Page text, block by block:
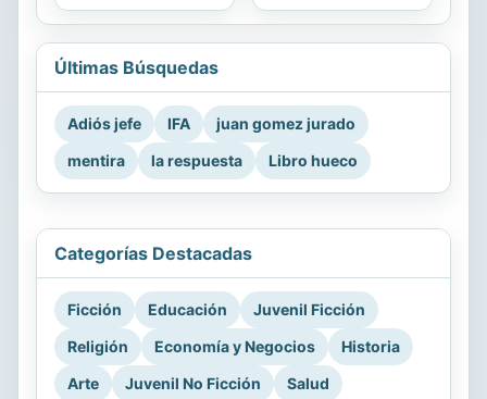
Últimas Búsquedas
Adiós jefe IFA
juan gomez jurado
mentira
la respuesta Libro hueco
Categorías Destacadas
Ficción Educación
Juvenil Ficción
Religión
Economía y Negocios
Historia
Arte
Juvenil No Ficción Salud